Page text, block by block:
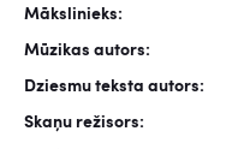
Mākslinieks:
Mūzikas autors:
Dziesmu teksta autors:
Skaņu režisors: